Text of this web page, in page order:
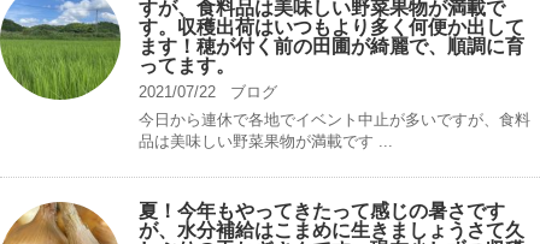
すが、食料品は美味しい野菜果物が満載で
す。収穫出荷はいつもより多く何便か出して
ます！穂が付く前の田圃が綺麗で、順調に育
ってます。
2021/07/22
ブログ
今日から連休で各地でイベント中止が多いですが、食料
品は美味しい野菜果物が満載です ...
夏！今年もやってきたって感じの暑さです
が、水分補給はこまめに生きましょうさて久